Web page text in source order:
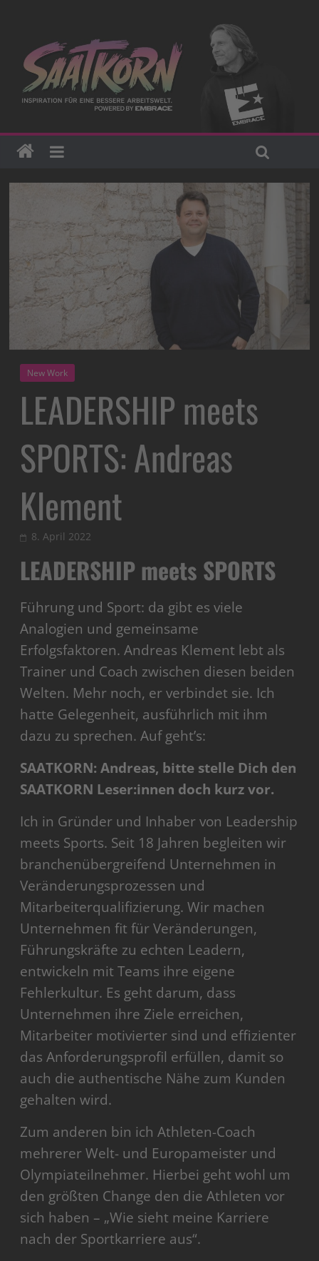
New Work
LEADERSHIP meets
SPORTS: Andreas
Klement
8. April 2022
LEADERSHIP meets SPORTS
Führung und Sport: da gibt es viele
Analogien und gemeinsame
Erfolgsfaktoren. Andreas Klement lebt als
Trainer und Coach zwischen diesen beiden
Welten. Mehr noch, er verbindet sie. Ich
hatte Gelegenheit, ausführlich mit ihm
dazu zu sprechen. Auf geht’s:
SAATKORN: Andreas, bitte stelle Dich den
SAATKORN Leser:innen doch kurz vor.
Ich in Gründer und Inhaber von Leadership
meets Sports. Seit 18 Jahren begleiten wir
branchenübergreifend Unternehmen in
Veränderungsprozessen und
Mitarbeiterqualifizierung. Wir machen
Unternehmen fit für Veränderungen,
Führungskräfte zu echten Leadern,
entwickeln mit Teams ihre eigene
Fehlerkultur. Es geht darum, dass
Unternehmen ihre Ziele erreichen,
Mitarbeiter motivierter sind und effizienter
das Anforderungsprofil erfüllen, damit so
auch die authentische Nähe zum Kunden
gehalten wird.
Zum anderen bin ich Athleten-Coach
mehrerer Welt- und Europameister und
Olympiateilnehmer. Hierbei geht wohl um
den größten Change den die Athleten vor
sich haben – „Wie sieht meine Karriere
nach der Sportkarriere aus“.